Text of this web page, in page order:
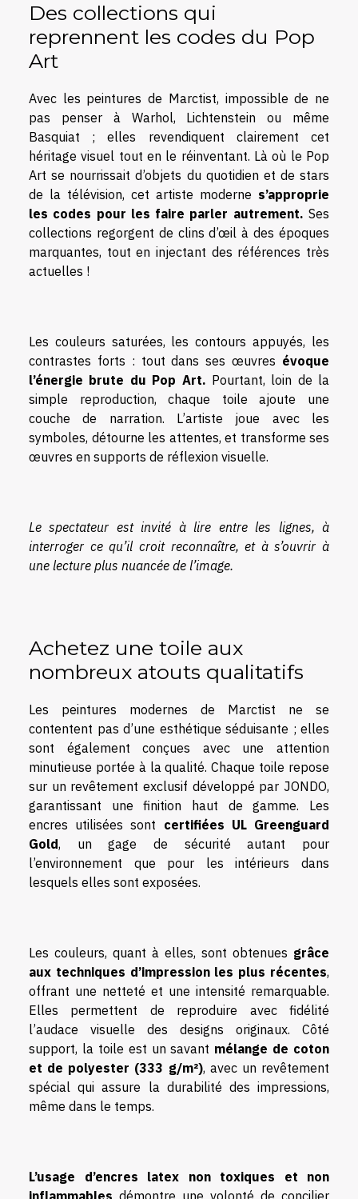
Des collections qui
reprennent les codes du Pop
Art
Avec les peintures de Marctist, impossible de ne
pas penser à Warhol, Lichtenstein ou même
Basquiat ; elles revendiquent clairement cet
héritage visuel tout en le réinventant. Là où le Pop
Art se nourrissait d’objets du quotidien et de stars
de la télévision, cet artiste moderne s’approprie
les codes pour les faire parler autrement. Ses
collections regorgent de clins d’œil à des époques
marquantes, tout en injectant des références très
actuelles !
Les couleurs saturées, les contours appuyés, les
contrastes forts : tout dans ses œuvres évoque
l’énergie brute du Pop Art. Pourtant, loin de la
simple reproduction, chaque toile ajoute une
couche de narration. L’artiste joue avec les
symboles, détourne les attentes, et transforme ses
œuvres en supports de réflexion visuelle.
Le spectateur est invité à lire entre les lignes, à
interroger ce qu’il croit reconnaître, et à s’ouvrir à
une lecture plus nuancée de l’image.
Achetez une toile aux
nombreux atouts qualitatifs
Les peintures modernes de Marctist ne se
contentent pas d’une esthétique séduisante ; elles
sont également conçues avec une attention
minutieuse portée à la qualité. Chaque toile repose
sur un revêtement exclusif développé par JONDO,
garantissant une finition haut de gamme. Les
encres utilisées sont certifiées UL Greenguard
Gold, un gage de sécurité autant pour
l’environnement que pour les intérieurs dans
lesquels elles sont exposées.
Les couleurs, quant à elles, sont obtenues grâce
aux techniques d’impression les plus récentes,
offrant une netteté et une intensité remarquable.
Elles permettent de reproduire avec fidélité
l’audace visuelle des designs originaux. Côté
support, la toile est un savant mélange de coton
et de polyester (333 g/m²), avec un revêtement
spécial qui assure la durabilité des impressions,
même dans le temps.
L’usage d’encres latex non toxiques et non
inflammables démontre une volonté de concilier